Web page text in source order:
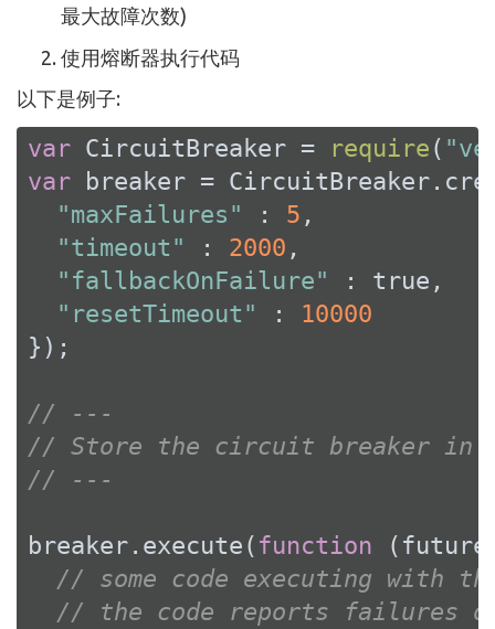
最大故障次数)
使用熔断器执行代码
以下是例子:
var CircuitBreaker = require (
var breaker =
"maxFailures"
: 5 ,
"timeout"
: 2000 ,
"fallbackOnFailure"
: true ,
"resetTimeout"
: 10000
});
// ---
// Store the circuit breaker in
// ---
breaker.execute( function ( future
// some code executing with
// the code reports failures